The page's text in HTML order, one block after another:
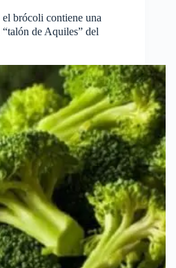
brócoli contiene una
de Aquiles” del